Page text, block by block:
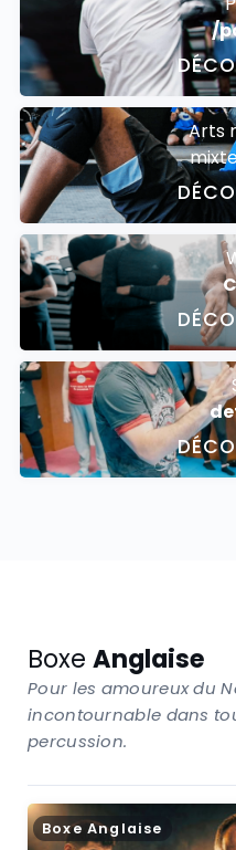
/
Arts
Boxe Anglaise
Pour les amoureux du
incontournable dans
percussion.
Boxe Anglaise